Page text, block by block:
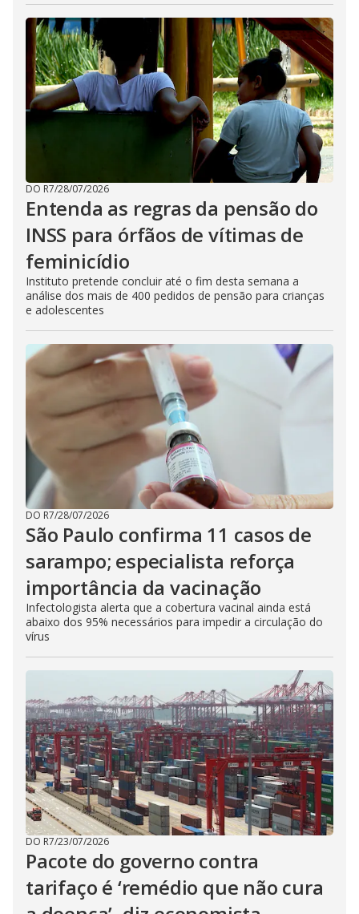
DO R7/28/07/2026
Entenda as regras da pensão do
INSS para órfãos de vítimas de
feminicídio
Instituto pretende concluir até o fim desta semana a
análise dos mais de 400 pedidos de pensão para crianças
e adolescentes
DO R7/28/07/2026
São Paulo confirma 11 casos de
sarampo; especialista reforça
importância da vacinação
Infectologista alerta que a cobertura vacinal ainda está
abaixo dos 95% necessários para impedir a circulação do
vírus
DO R7/23/07/2026
Pacote do governo contra
tarifaço é ‘remédio que não cura